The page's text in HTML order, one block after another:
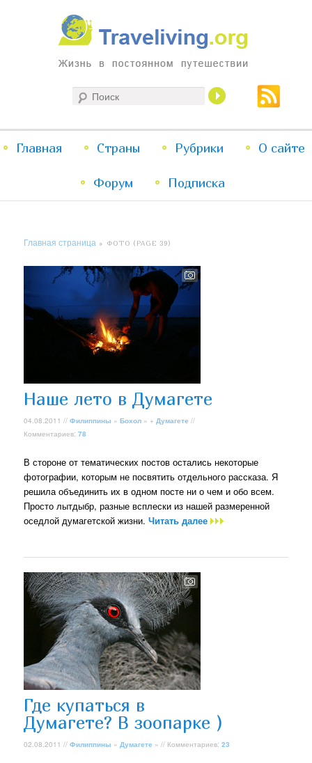
Traveliving
Жизнь в постоянном путешествии
меню
Перейти
к
Перейти
к
Главная Страны Рубрики О сайте
Форум Подписка
Главная страница » ФОТО (PAGE 39)
Наше лето в Думагете
04.08.2011 //Филиппины »Бохол » + Думагете //
Комментариев:78
В стороне от тематических постов остались некоторые
фотографии, которым не посвятить отдельного рассказа. Я
решила объединить их в одном посте ни о чем и обо всем.
Просто лытдыбр, разные всплески из нашей размеренной
оседлой думагетской жизни.Читать далее
Где купаться в
Думагете? В зоопарке )
02.08.2011 //Филиппины » Думагете » // Комментариев:23